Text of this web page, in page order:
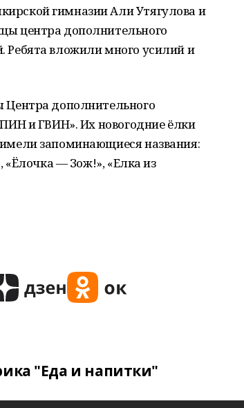
гимназии Али Утягулова и
центра дополнительного
Ребята вложили много усилий и
Центра дополнительного
и ГВИН». Их новогодние ёлки
запоминающиеся названия:
«Ёлочка — Зож!», «Елка из
"Еда и напитки"